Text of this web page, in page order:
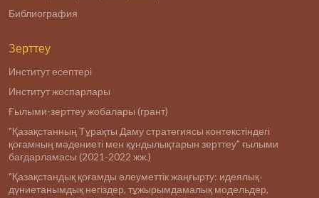
Библиография
Зерттеу
Институт есептері
Институт жоспарлары
Ғылыми-зерттеу жобалары (грант)
"Қазақстанның Тұрақты Даму стратегиясы контекстіндегі
қоғамның мәдениеті мен құндылықтарын зерттеу" ғылыми
бағдарламасы (2021-2022 жж.)
"Қазақстандық қоғамды әлеуметтік жаңғырту: идеялық-
дүниетанымдық негіздер, тұжырымдамалық модельдер,